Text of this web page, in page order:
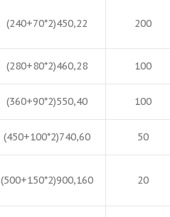
(240+70*2)450,22 200
(280+80*2)460,28 100
(360+90*2)550,40 100
(450+100*2)740,60 50
(500+150*2)900,160 20